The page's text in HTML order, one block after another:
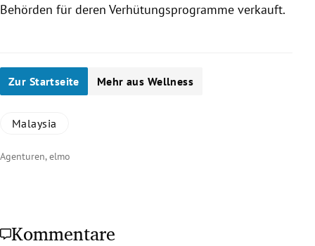
Behörden für deren Verhütungsprogramme verkauft.
Zur Startseite Mehr aus Wellness
Malaysia
Agenturen, elmo
Kommentare